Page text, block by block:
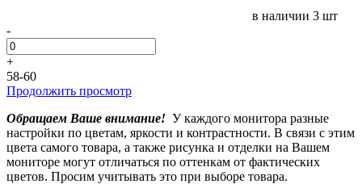
в наличии 3 шт
-
+
58-60
Продолжить просмотр
Обращаем Ваше внимание! У каждого монитора разные
настройки по цветам, яркости и контрастности. В связи с этим
цвета самого товара, а также рисунка и отделки на Вашем
мониторе могут отличаться по оттенкам от фактических
цветов. Просим учитывать это при выборе товара.